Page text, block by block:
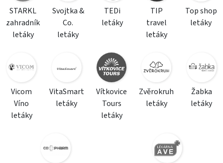
STARKL
zahradník
letáky
Svojtka &
Co.
letáky
TEDi
letáky
TIP
travel
letáky
Top shop
letáky
Vicom
Víno
letáky
VitaSmart
letáky
Vítkovice
Tours
letáky
Zvěrokruh
letáky
Žabka
letáky